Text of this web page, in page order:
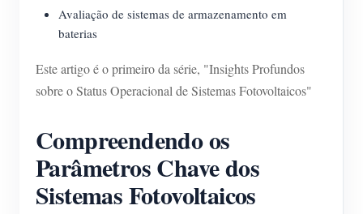
Avaliação de sistemas de armazenamento em
baterias
Este artigo é o primeiro da série, "Insights Profundos
sobre o Status Operacional de Sistemas Fotovoltaicos"
Compreendendo os
Parâmetros Chave dos
Sistemas Fotovoltaicos